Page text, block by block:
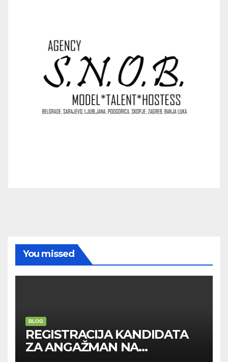
You missed
BLOG
REGISTRACIJA KANDIDATA
ZA ANGAŽMAN NA